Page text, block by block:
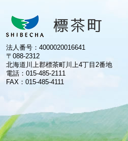
法人番号：4000020016641
〒088-2312
北海道川上郡標茶町川上4丁目2番地
電話： 015-485-2111
FAX：015-485-4111